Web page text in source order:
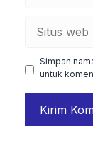
Simpan
untuk